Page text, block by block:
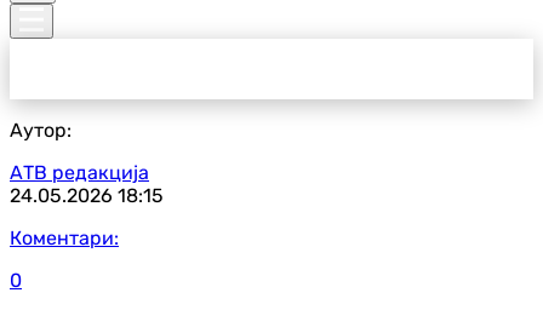
Аутор:
АТВ редакција
24.05.2026 18:15
Коментари:
0